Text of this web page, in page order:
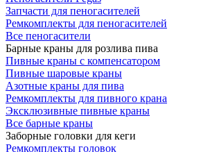
Запчасти для пеногасителей
Ремкомплекты для пеногасителей
Все пеногасители
Барные краны для розлива пива
Пивные краны с компенсатором
Пивные шаровые краны
Азотные краны для пива
Ремкомплекты для пивного крана
Эксклюзивные пивные краны
Все барные краны
Заборные головки для кеги
Ремкомплекты головок